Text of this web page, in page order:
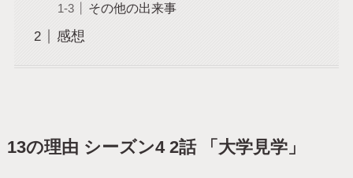
その他の出来事
感想
13の理由 シーズン4 2話 「大学見学」